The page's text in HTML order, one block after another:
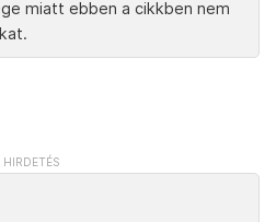
miatt ebben a cikkben nem